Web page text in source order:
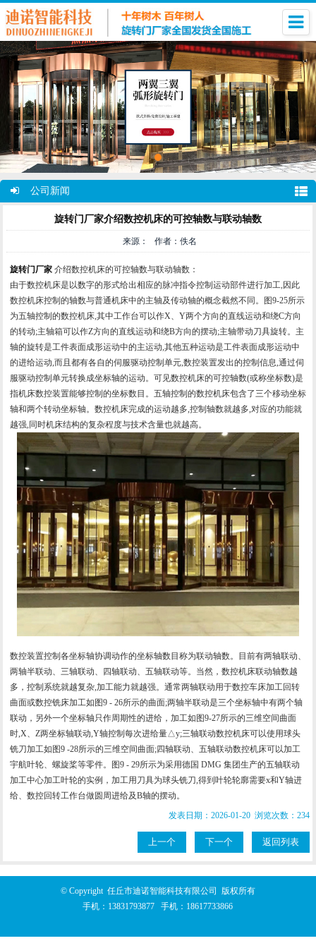
公司新闻
旋转门厂家介绍数控机床的可控轴数与联动轴数
来源： 作者：佚名
旋转门厂家 介绍数控机床的可控轴数与联动轴数：
由于数控机床是以数字的形式给出相应的脉冲指令控制运动部件进行加工,因此
数控机床控制的轴数与普通机床中的主轴及传动轴的概念截然不同。图9-25所示
为五轴控制的数控机床,其中工作台可以作X、Y两个方向的直线运动和绕C方向
的转动;主轴箱可以作Z方向的直线运动和绕B方向的摆动;主轴带动刀具旋转。主
轴的旋转是工件表面成形运动中的主运动,其他五种运动是工件表面成形运动中
的进给运动,而且都有各自的伺服驱动控制单元,数控装置发出的控制信息,通过伺
服驱动控制单元转换成坐标轴的运动。可见数控机床的可控轴数(或称坐标数)是
指机床数控装置能够控制的坐标数目。五轴控制的数控机床包含了三个移动坐标
轴和两个转动坐标轴。数控机床完成的运动越多,控制轴数就越多,对应的功能就
越强,同时机床结构的复杂程度与技术含量也就越高。
数控装置控制各坐标轴协调动作的坐标轴数目称为联动轴数。目前有两轴联动、
两轴半联动、三轴联动、四轴联动、五轴联动等。当然，数控机床联动轴数越
多，控制系统就越复杂,加工能力就越强。通常两轴联动用于数控车床加工回转
曲面或数控铣床加工如图9 - 26所示的曲面;两轴半联动是三个坐标轴中有两个轴
联动，另外一个坐标轴只作周期性的进给，加工如图9-27所示的三维空间曲面
时,X、Z两坐标轴联动,Y轴控制每次进给量△y;三轴联动数控机床可以使用球头
铣刀加工如图9 -28所示的三维空间曲面;四轴联动、五轴联动数控机床可以加工
宇航叶轮、螺旋桨等零件。图9 - 29所示为采用德国 DMG 集团生产的五轴联动
加工中心加工叶轮的实例，加工用刀具为球头铣刀,得到叶轮轮廓需要x和Y轴进
给、数控回转工作台做圆周进给及B轴的摆动。
发表日期：2026-01-20 浏览次数：234
上一个 下一个 返回列表
© Copyright 任丘市迪诺智能科技有限公司 版权所有
手机： 13831793877 手机： 18617733866